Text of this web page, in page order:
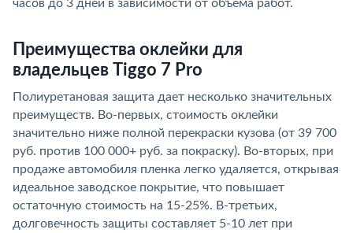
часов до 3 дней в зависимости от объема работ.
Преимущества оклейки для
владельцев Tiggo 7 Pro
Полиуретановая защита дает несколько значительных
преимуществ. Во-первых, стоимость оклейки
значительно ниже полной перекраски кузова (от 39 700
руб. против 100 000+ руб. за покраску). Во-вторых, при
продаже автомобиля пленка легко удаляется, открывая
идеальное заводское покрытие, что повышает
остаточную стоимость на 15-25%. В-третьих,
долговечность защиты составляет 5-10 лет при